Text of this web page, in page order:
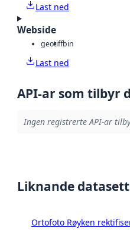
Last ned
Webside
geotiffbin
Last ned
API-ar som tilbyr
Ingen registrerte API-ar
Liknande datasett
Ortofoto Røyken